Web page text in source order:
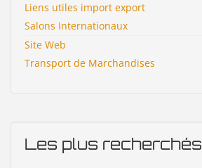
Liens utiles import export
Salons Internationaux
Site Web
Transport de Marchandises
Les plus recherchés